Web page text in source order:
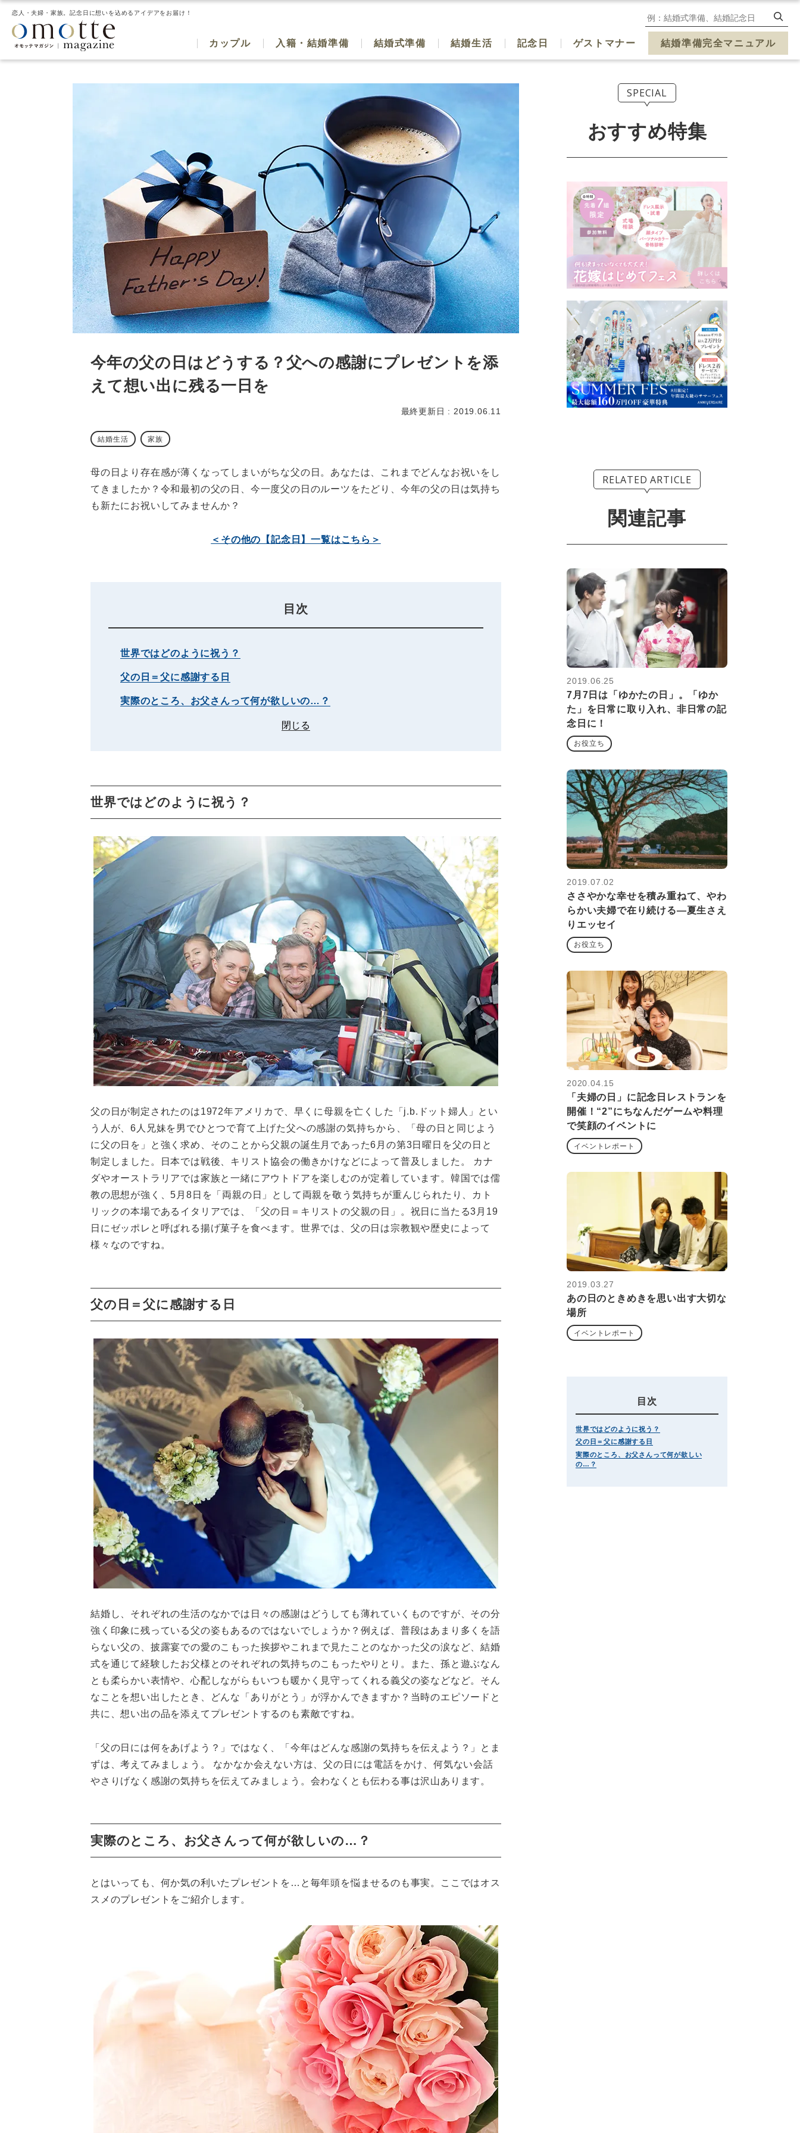
恋人・夫婦・家族。記念日に想いを込めるアイデアをお届け！
カップル 入籍・結婚準備 結婚式準備 結婚生活 記念日 ゲストマナー 結婚準備完全マニュアル
今年の父の日はどうする？父への感謝にプレゼントを添
えて想い出に残る一日を
最終更新日 : 2019.06.11
結婚生活 家族
母の日より存在感が薄くなってしまいがちな父の日。あなたは、これまでどんなお祝いをし
てきましたか？令和最初の父の日、今一度父の日のルーツをたどり、今年の父の日は気持ち
も新たにお祝いしてみませんか？
＜その他の【記念日】一覧はこちら＞
目次
世界ではどのように祝う？
父の日＝父に感謝する日
実際のところ、お父さんって何が欲しいの…？
閉じる
世界ではどのように祝う？
父の日が制定されたのは1972年アメリカで、早くに母親を亡くした「j.b.ドット婦人」とい
う人が、6人兄妹を男でひとつで育て上げた父への感謝の気持ちから、「母の日と同じよう
に父の日を」と強く求め、そのことから父親の誕生月であった6月の第3日曜日を父の日と
制定しました。日本では戦後、キリスト協会の働きかけなどによって普及しました。 カナ
ダやオーストラリアでは家族と一緒にアウトドアを楽しむのが定着しています。韓国では儒
教の思想が強く、5月8日を「両親の日」として両親を敬う気持ちが重んじられたり、カト
リックの本場であるイタリアでは、「父の日＝キリストの父親の日」。祝日に当たる3月19
日にゼッポレと呼ばれる揚げ菓子を食べます。世界では、父の日は宗教観や歴史によって
様々なのですね。
父の日＝父に感謝する日
結婚し、それぞれの生活のなかでは日々の感謝はどうしても薄れていくものですが、その分
強く印象に残っている父の姿もあるのではないでしょうか？例えば、普段はあまり多くを語
らない父の、披露宴での愛のこもった挨拶やこれまで見たことのなかった父の涙など、結婚
式を通じて経験したお父様とのそれぞれの気持ちのこもったやりとり。また、孫と遊ぶなん
とも柔らかい表情や、心配しながらもいつも暖かく見守ってくれる義父の姿などなど。そん
なことを想い出したとき、どんな「ありがとう」が浮かんできますか？当時のエピソードと
共に、想い出の品を添えてプレゼントするのも素敵ですね。
「父の日には何をあげよう？」ではなく、「今年はどんな感謝の気持ちを伝えよう？」とま
ずは、考えてみましょう。 なかなか会えない方は、父の日には電話をかけ、何気ない会話
やさりげなく感謝の気持ちを伝えてみましょう。会わなくとも伝わる事は沢山あります。
実際のところ、お父さんって何が欲しいの…？
とはいっても、何か気の利いたプレゼントを…と毎年頭を悩ませるのも事実。ここではオス
スメのプレゼントをご紹介します。
SPECIAL
おすすめ特集
RELATED ARTICLE
関連記事
2019.06.25
7月7日は「ゆかたの日」。「ゆか
た」を日常に取り入れ、非日常の記
念日に！
お役立ち
2019.07.02
ささやかな幸せを積み重ねて、やわ
らかい夫婦で在り続ける―夏生さえ
りエッセイ
お役立ち
2020.04.15
「夫婦の日」に記念日レストランを
開催！“2”にちなんだゲームや料理
で笑顔のイベントに
イベントレポート
2019.03.27
あの日のときめきを思い出す大切な
場所
イベントレポート
目次
世界ではどのように祝う？
父の日＝父に感謝する日
実際のところ、お父さんって何が欲しい
の…？